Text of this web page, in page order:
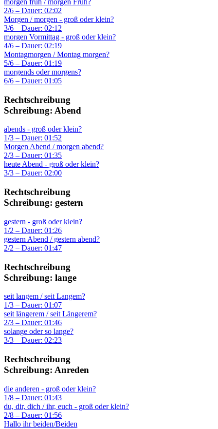
morgen früh / morgen Früh?
2/6 – Dauer: 02:02
Morgen / morgen - groß oder klein?
3/6 – Dauer: 02:12
morgen Vormittag - groß oder klein?
4/6 – Dauer: 02:19
Montagmorgen / Montag morgen?
5/6 – Dauer: 01:19
morgends oder morgens?
6/6 – Dauer: 01:05
Rechtschreibung
Schreibung: Abend
abends - groß oder klein?
1/3 – Dauer: 01:52
Morgen Abend / morgen abend?
2/3 – Dauer: 01:35
heute Abend - groß oder klein?
3/3 – Dauer: 02:00
Rechtschreibung
Schreibung: gestern
gestern - groß oder klein?
1/2 – Dauer: 01:26
gestern Abend / gestern abend?
2/2 – Dauer: 01:47
Rechtschreibung
Schreibung: lange
seit langem / seit Langem?
1/3 – Dauer: 01:07
seit längerem / seit Längerem?
2/3 – Dauer: 01:46
solange oder so lange?
3/3 – Dauer: 02:23
Rechtschreibung
Schreibung: Anreden
die anderen - groß oder klein?
1/8 – Dauer: 01:43
du, dir, dich / ihr, euch - groß oder klein?
2/8 – Dauer: 01:56
Hallo ihr beiden/Beiden